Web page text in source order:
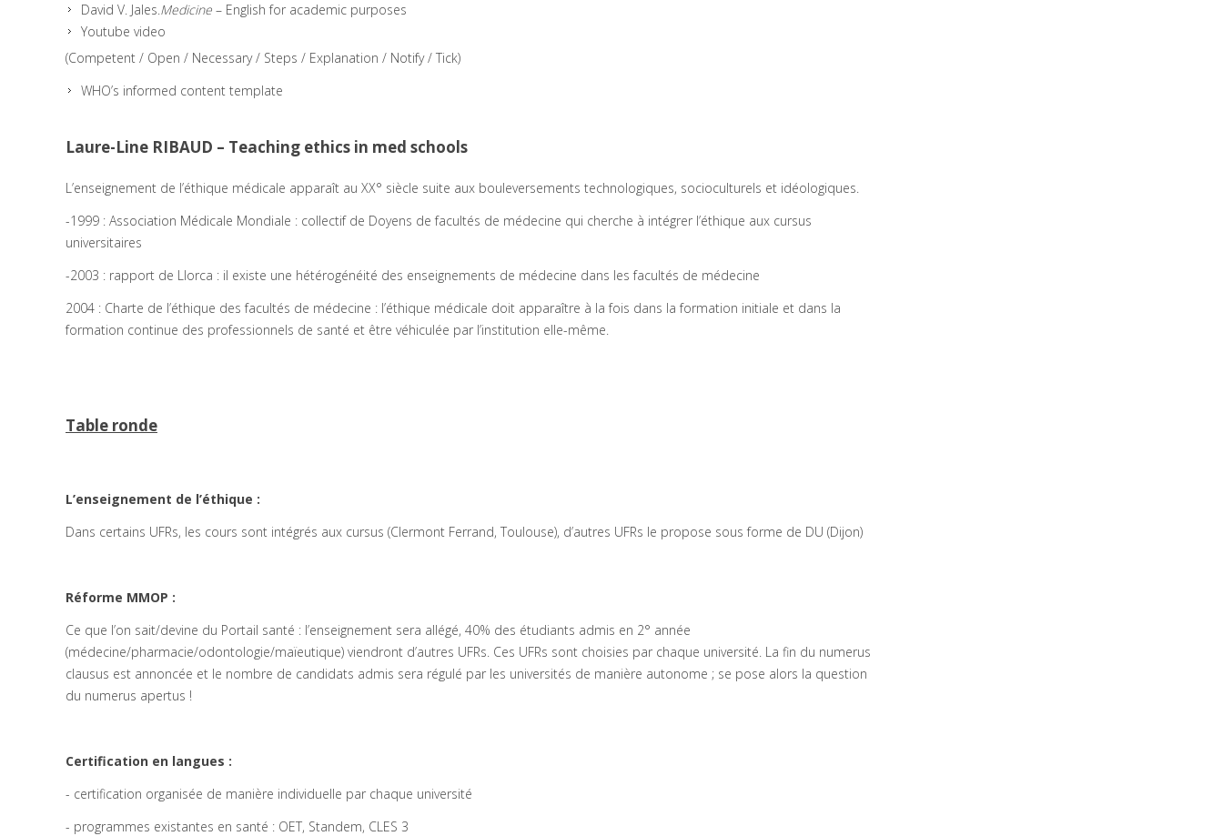
David V. Jales.Medicine – English for academic purposes
Youtube video
(Competent / Open / Necessary / Steps / Explanation / Notify / Tick)
WHO’s informed content template
Laure-Line RIBAUD – Teaching ethics in med schools
L’enseignement de l’éthique médicale apparaît au XX° siècle suite aux bouleversements technologiques, socioculturels et idéologiques.
-1999 : Association Médicale Mondiale : collectif de Doyens de facultés de médecine qui cherche à intégrer l’éthique aux cursus
universitaires
-2003 : rapport de Llorca : il existe une hétérogénéité des enseignements de médecine dans les facultés de médecine
2004 : Charte de l’éthique des facultés de médecine : l’éthique médicale doit apparaître à la fois dans la formation initiale et dans la
formation continue des professionnels de santé et être véhiculée par l’institution elle-même.
Table ronde
L’enseignement de l’éthique :
Dans certains UFRs, les cours sont intégrés aux cursus (Clermont Ferrand, Toulouse), d’autres UFRs le propose sous forme de DU (Dijon)
Réforme MMOP :
Ce que l’on sait/devine du Portail santé : l’enseignement sera allégé, 40% des étudiants admis en 2° année
(médecine/pharmacie/odontologie/maïeutique) viendront d’autres UFRs. Ces UFRs sont choisies par chaque université. La fin du numerus
clausus est annoncée et le nombre de candidats admis sera régulé par les universités de manière autonome ; se pose alors la question
du numerus apertus !
Certification en langues :
- certification organisée de manière individuelle par chaque université
- programmes existantes en santé : OET, Standem, CLES 3